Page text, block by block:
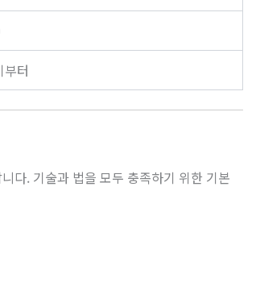
터
다. 기술과 법을 모두 충족하기 위한 기본